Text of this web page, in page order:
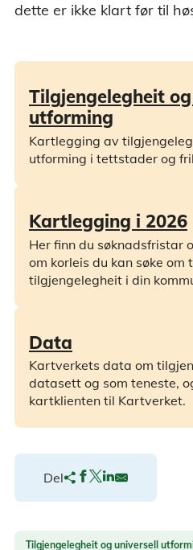
dette er ikke klart før til
Tilgjengelegheit
utforming
Kartlegging av
utforming i tettstader og
Kartlegging i 2026
Her finn du søknadsfristar
om korleis du kan søke
tilgjengelegheit i din
Data
Kartverkets data om
datasett og som teneste,
kartklienten til Kartverket.
Del
Tilgjengelegheit og universell